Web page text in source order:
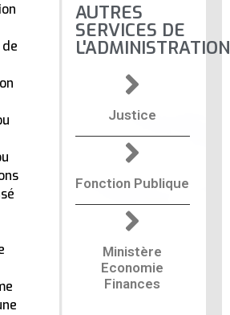
AUTRES
SERVICES DE
L'ADMINISTRATION
Justice
Fonction Publique
Ministère
Economie
Finances